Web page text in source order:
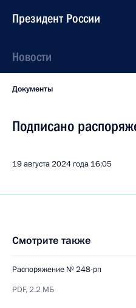
Президент России
Новости
Документы
Подписано
19 августа 2024 года 16:05
Смотрите также
Распоряжение № 248-рп
PDF,2.2 МБ